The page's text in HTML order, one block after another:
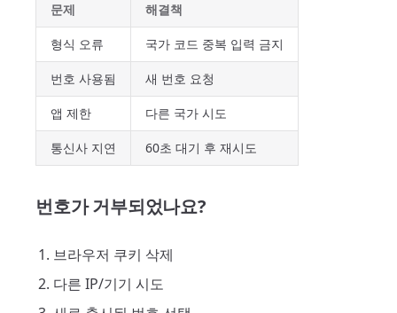
문제 해결책
형식 오류 국가 코드 중복 입력 금지
번호 사용됨 새 번호 요청
앱 제한 다른 국가 시도
통신사 지연 60초 대기 후 재시도
번호가 거부되었나요?
브라우저 쿠키 삭제
다른 IP/기기 시도